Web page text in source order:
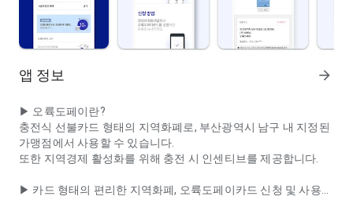
앱 정보 arrow_forward
▶ 오륙도페이란?
충전식 선불카드 형태의 지역화폐로, 부산광역시 남구 내 지정된
가맹점에서 사용할 수 있습니다.
또한 지역경제 활성화를 위해 충전 시 인센티브를 제공합니다.
▶ 카드 형태의 편리한 지역화폐, 오륙도페이카드 신청 및 사용